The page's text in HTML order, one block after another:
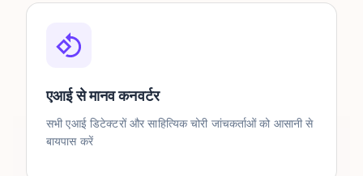
एआई से मानव कनवर्टर
सभी एआई डिटेक्टरों और साहित्यिक चोरी जांचकर्ताओं को आसानी से
बायपास करें